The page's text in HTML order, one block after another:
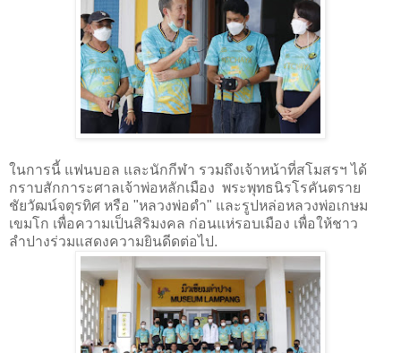
ในการนี้ แฟนบอล และนักกีฬา รวมถึงเจ้าหน้าที่สโมสรฯ ได้
กราบสักการะศาลเจ้าพ่อหลักเมือง พระพุทธนิรโรคันตราย
ชัยวัฒน์จตุรทิศ หรือ "หลวงพ่อดำ" และรูปหล่อหลวงพ่อเกษม
เขมโก เพื่อความเป็นสิริมงคล ก่อนแห่รอบเมือง เพื่อให้ชาว
ลำปางร่วมแสดงความยินดีดต่อไป.